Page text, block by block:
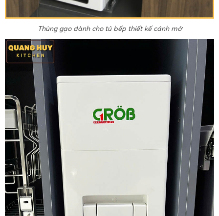
Thùng gạo dành cho tủ bếp thiết kế cánh mở